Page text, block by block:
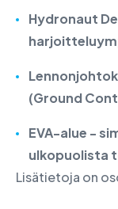
Hydronaut
(Ground
EVA-alue -
ulkopuolista
Lisätietoja on